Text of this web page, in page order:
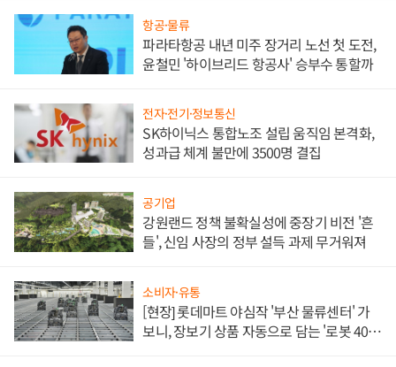
항공·물류
파라타항공 내년 미주 장거리 노선 첫 도전,
윤철민 '하이브리드 항공사' 승부수 통할까
전자·전기·정보통신
SK하이닉스 통합노조 설립 움직임 본격화,
성과급 체계 불만에 3500명 결집
공기업
강원랜드 정책 불확실성에 중장기 비전 '흔
들', 신임 사장의 정부 설득 과제 무거워져
소비자·유통
[현장] 롯데마트 야심작 '부산 물류센터' 가
보니, 장보기 상품 자동으로 담는 '로봇 400